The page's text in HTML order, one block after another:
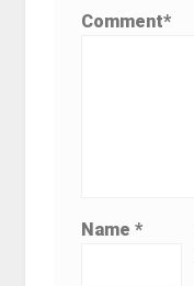
Comment*
Name*